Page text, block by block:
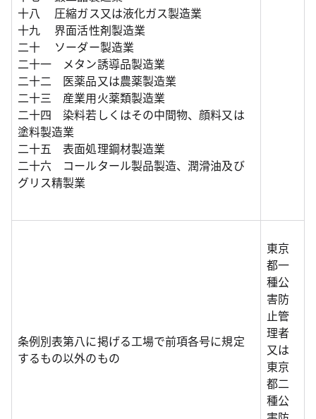
十八 圧縮ガス又は液化ガス製造業
十九 界面活性剤製造業
二十 ソーダー製造業
二十一 メタン誘導品製造業
二十二 医薬品又は農薬製造業
二十三 産業用火薬類製造業
二十四 染料若しくはその中間物、顔料又は
塗料製造業
二十五 表面処理鋼材製造業
二十六 コールタール製品製造、潤滑油及び
グリス精製業
条例別表第八に掲げる工場で前項各号に規定
するもの以外のもの
東京
都一
種公
害防
止管
理者
又は
東京
都二
種公